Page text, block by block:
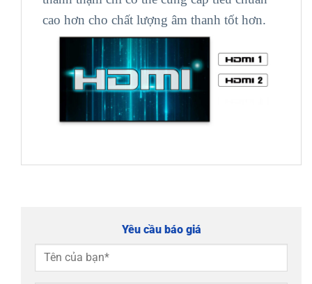
cao hơn cho chất lượng âm thanh tốt hơn.
Yêu cầu báo giá